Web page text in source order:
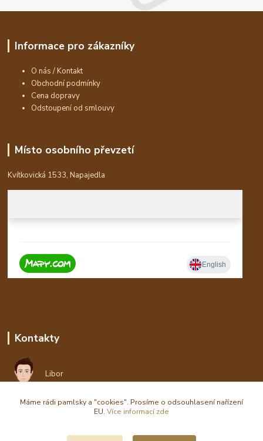
Informace pro zákazníky
O nás / Kontakt
Obchodní podmínky
Cena dopravy
Odstoupení od smlouvy
Místo osobního převzetí
Kvítkovická 1533, Napajedla
Kontakty
Libor
eshop(zavináč)waldi.cz
Máme rádi pamlsky a "cookies". Prosíme o odsouhlasení nařízení
EU. Více informací zde